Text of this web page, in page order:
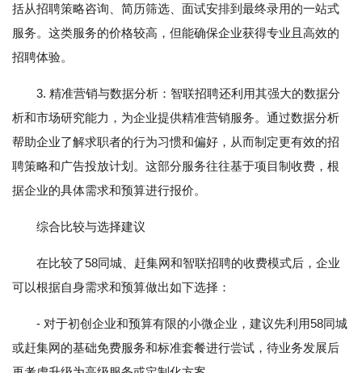
括从招聘策略咨询、简历筛选、面试安排到最终录用的一站式
服务。这类服务的价格较高，但能确保企业获得专业且高效的
招聘体验。
3. 精准营销与数据分析：智联招聘还利用其强大的数据分
析和市场研究能力，为企业提供精准营销服务。通过数据分析
帮助企业了解求职者的行为习惯和偏好，从而制定更有效的招
聘策略和广告投放计划。这部分服务往往基于项目制收费，根
据企业的具体需求和预算进行报价。
综合比较与选择建议
在比较了58同城、赶集网和智联招聘的收费模式后，企业
可以根据自身需求和预算做出如下选择：
- 对于初创企业和预算有限的小微企业，建议先利用58同城
或赶集网的基础免费服务和标准套餐进行尝试，待业务发展后